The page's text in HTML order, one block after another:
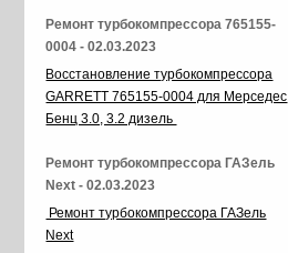
Ремонт турбокомпрессора 765155-
0004 - 02.03.2023
Восстановление турбокомпрессора
GARRETT 765155-0004 для Мерседес
Бенц 3.0, 3.2 дизель
Ремонт турбокомпрессора ГАЗель
Next - 02.03.2023
Ремонт турбокомпрессора ГАЗель
Next